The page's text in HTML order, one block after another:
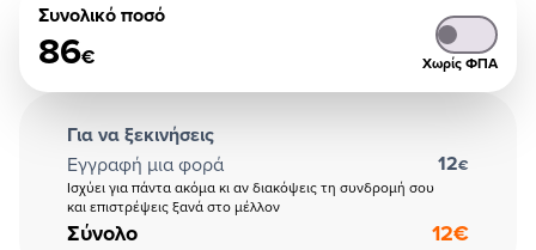
Συνολικό ποσό
86€ Χωρίς ΦΠΑ
Για να ξεκινήσεις
Εγγραφή μια φορά
Ισχύει για πάντα ακόμα κι αν διακόψεις τη συνδρομή σου
και επιστρέψεις ξανά στο μέλλον
12€
Σύνολο 12€